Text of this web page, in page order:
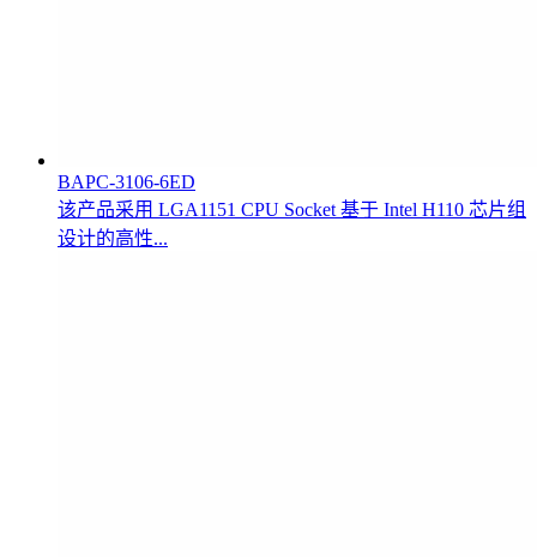
BAPC-3106-6ED
该产品采用 LGA1151 CPU Socket 基于 Intel H110 芯片组
设计的高性...